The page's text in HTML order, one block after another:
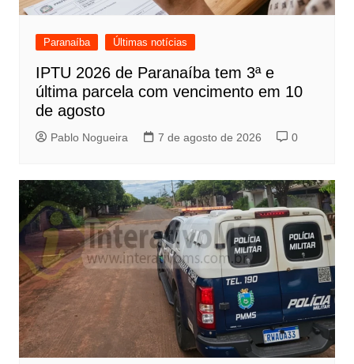
Paranaíba Últimas notícias
IPTU 2026 de Paranaíba tem 3ª e
última parcela com vencimento em 10
de agosto
Pablo Nogueira 7 de agosto de 2026 0